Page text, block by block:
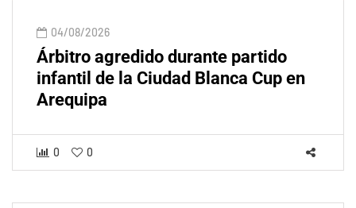
04/08/2026
Árbitro agredido durante partido
infantil de la Ciudad Blanca Cup en
Arequipa
0 0